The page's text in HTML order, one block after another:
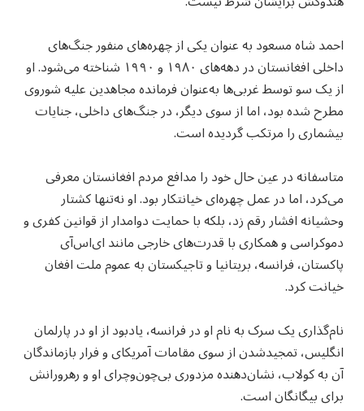
احمد شاه مسعود به عنوان یکی از چهره‌های‌ منفور جنگ‌های
داخلی افغانستان در دهه‌های ۱۹۸۰ و ۱۹۹۰ شناخته می‌شود. او
از یک سو توسط غربی‌ها به‌عنوان فرمانده مجاهدین علیه شوروی
مطرح شده بود، اما از سوی دیگر، در جنگ‌های داخلی، جنایات
بیشماری را مرتکب گردیده است.
متاسفانه در عین حال خود را مدافع مردم افغانستان معرفی
می‌کرد، اما در عمل چهره‌ای خیانتکار بود. او نه‌تنها کشتار
وحشیانه افشار رقم زد، بلکه با حمایت دوامدار از قوانین کفری و
دموکراسی و همکاری با قدرت‌های خارجی مانند ای‌اس‌آی
پاکستان، فرانسه، بریتانیا و تاجیکستان به عموم ملت افغان‌
خیانت کرد.
نام‌گذاری یک سرک به نام او در فرانسه، یادبود از او در پارلمان
انگلیس، تمجیدشدن از سوی مقامات آمریکای و فرار بازماندگان
آن به کولاب، نشان‌دهنده مزدوری بی‌چون‌وچرای او و رهرورانش
برای بیگانگان است.